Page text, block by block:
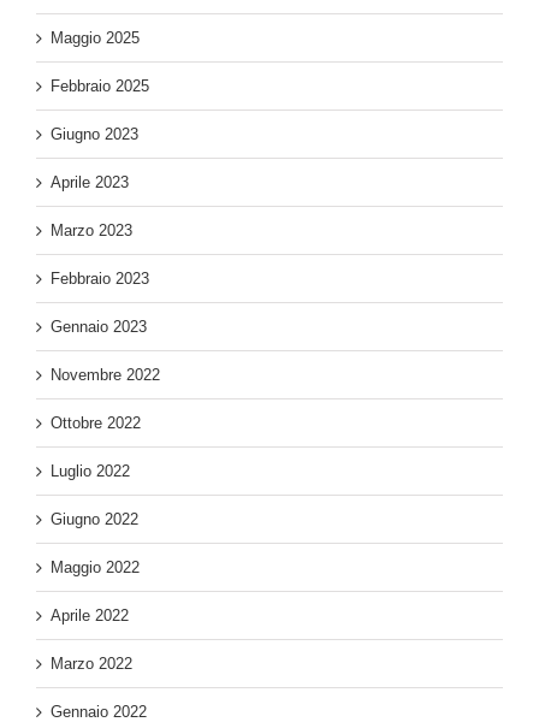
Maggio 2025
Febbraio 2025
Giugno 2023
Aprile 2023
Marzo 2023
Febbraio 2023
Gennaio 2023
Novembre 2022
Ottobre 2022
Luglio 2022
Giugno 2022
Maggio 2022
Aprile 2022
Marzo 2022
Gennaio 2022